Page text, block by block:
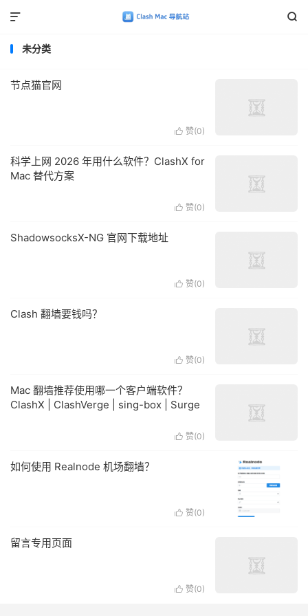


未分类
节点猫官网
 赞(0)
科学上网 2026 年用什么软件？ClashX for
Mac 替代方案
 赞(0)
ShadowsocksX-NG 官网下载地址
 赞(0)
Clash 翻墙要钱吗？
 赞(0)
Mac 翻墙推荐使用哪一个客户端软件？
ClashX | ClashVerge | sing-box | Surge
 赞(0)
如何使用 Realnode 机场翻墙？
 赞(0)
留言专用页面
 赞(0)